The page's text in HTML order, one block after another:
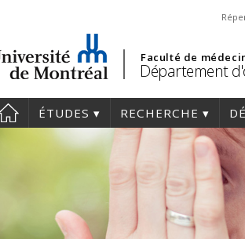
Faculté de
Département
ÉTUDES RECHERCHE